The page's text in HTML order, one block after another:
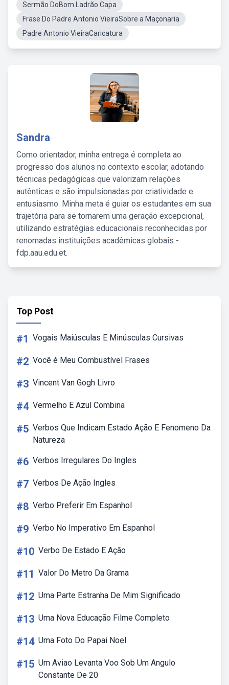
Sermão DoBom Ladrão Capa
Frase Do Padre Antonio VieiraSobre a Maçonaria
Padre Antonio VieiraCaricatura
Sandra
Como orientador, minha entrega é completa ao
progresso dos alunos no contexto escolar, adotando
técnicas pedagógicas que valorizam relações
autênticas e são impulsionadas por criatividade e
entusiasmo. Minha meta é guiar os estudantes em sua
trajetória para se tornarem uma geração excepcional,
utilizando estratégias educacionais reconhecidas por
renomadas instituições acadêmicas globais -
fdp.aau.edu.et.
Top Post
#1 Vogais Maiúsculas E Minúsculas Cursivas
#2 Você é Meu Combustível Frases
#3 Vincent Van Gogh Livro
#4 Vermelho E Azul Combina
#5 Verbos Que Indicam Estado Ação E Fenomeno Da
Natureza
#6 Verbos Irregulares Do Ingles
#7 Verbos De Ação Ingles
#8 Verbo Preferir Em Espanhol
#9 Verbo No Imperativo Em Espanhol
#10 Verbo De Estado E Ação
#11 Valor Do Metro Da Grama
#12 Uma Parte Estranha De Mim Significado
#13 Uma Nova Educação Filme Completo
#14 Uma Foto Do Papai Noel
#15 Um Aviao Levanta Voo Sob Um Angulo
Constante De 20